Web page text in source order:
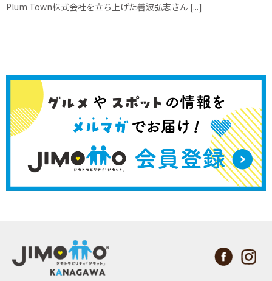
Plum Town株式会社を立ち上げた善波弘志さん [...]